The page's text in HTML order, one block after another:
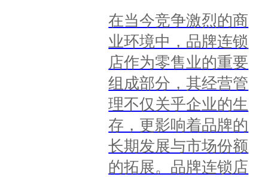
在当今竞争激烈的商
业环境中，品牌连锁
店作为零售业的重要
组成部分，其经营管
理不仅关乎企业的生
存，更影响着品牌的
长期发展与市场份额
的拓展。品牌连锁店